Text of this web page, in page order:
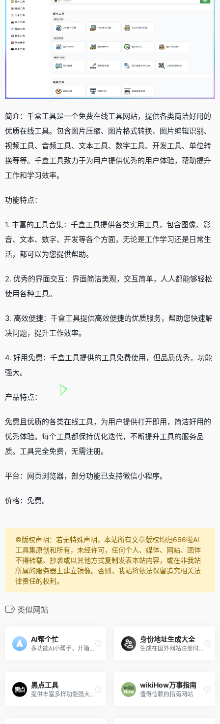
简介：千盒工具是一个免费在线工具网站，提供各类简洁好用的
优质在线工具。包含图片压缩、图片格式转换、图片编辑识别、
视频工具、音频工具、文本工具、数字工具、开发工具、单位转
换等等。千盒工具致力于为用户提供优秀的用户体验，帮助提升
工作和学习效率。
功能特点：
1. 丰富的工具合集：千盒工具提供各类实用工具，包含图像、影
音、文本、数字、开发等各个方面，无论是工作学习还是日常生
活，都可以为您提供帮助。
2. 优秀的界面交互：界面简洁美观，交互简单，人人都能够轻松
使用各种工具。
3. 高效便捷：千盒工具提供高效便捷的优质服务，帮助您快速解
决问题，提升工作效率。
4. 好用免费：千盒工具提供的工具免费使用，但品质优秀，功能
强大。
产品特点：
免费且优质的各类在线工具，为用户提供打开即用，简洁好用的
优秀体验。每个工具都保持优化迭代，不断提升工具的服务品
质。工具完全免费，无需注册。
平台：网页浏览器，部分功能已支持微信小程序。
价格：免费。
©️版权声明：若无特殊声明，本站所有文章版权均归666啦AI
工具集原创和所有，未经许可，任何个人、媒体、网站、团体
不得转载、抄袭或以其他方式复制发表本站内容，或在非我站
所属的服务器上建立镜像。否则，我站将依法保留追究相关法
律责任的权利。
类似网站
AI帮个忙
多功能AI小帮手，开箱即用的AI工具箱
身份地址生成大全
生成在国外网站注册时需要用到的虚拟身份信息
黑点工具
提供丰富多样功能强大的在线工具导航网站
wikiHow万事指南
值得信赖的指南网站